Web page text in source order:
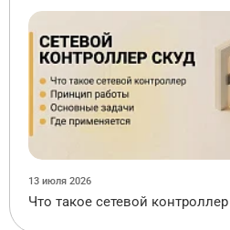
13 июля 2026
Что такое сетевой